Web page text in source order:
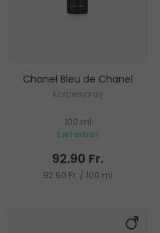
Chanel Bleu de Chanel
Körperspray
100 ml
Lieferbar
92.90 Fr.
92.90 Fr. / 100 ml